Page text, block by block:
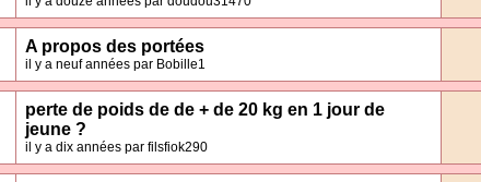
A propos des portées
il y a neuf années par Bobille1
perte de poids de de + de 20 kg en 1 jour de
jeune ?
il y a dix années par filsfiok290